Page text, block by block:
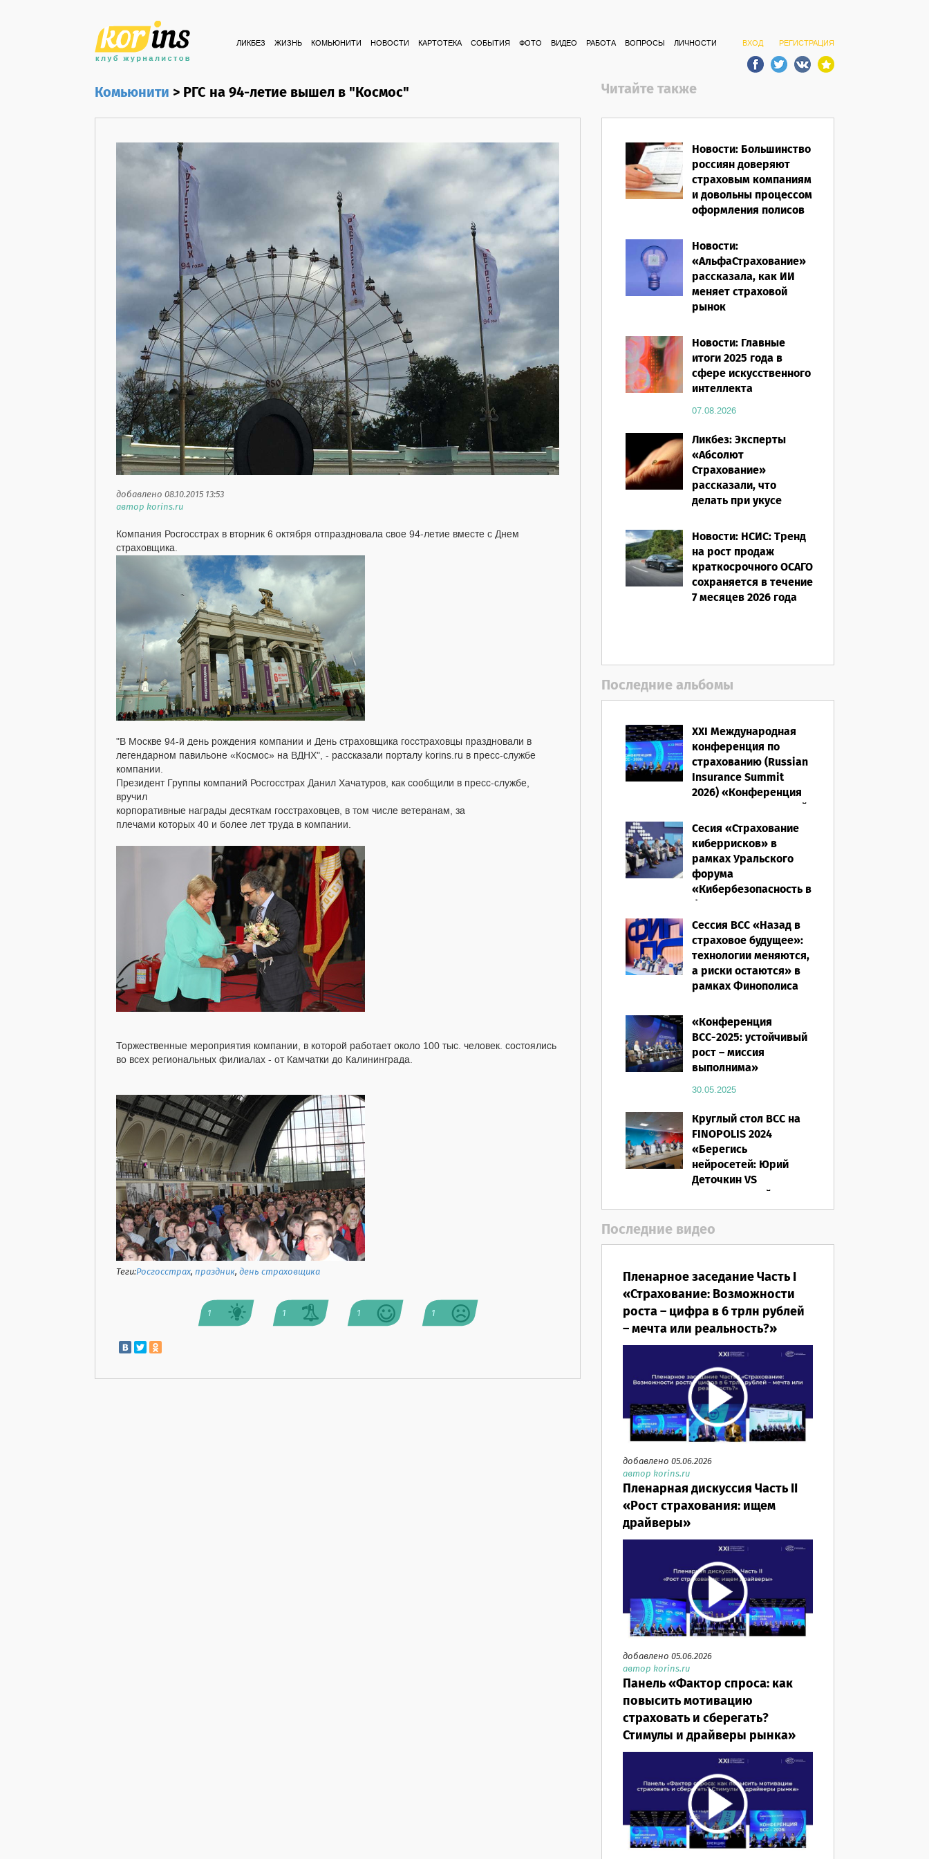
ВХОД РЕГИСТРАЦИЯ
ЛИКБЕЗ ЖИЗНЬ КОМЬЮНИТИ НОВОСТИ КАРТОТЕКА СОБЫТИЯ ФОТО ВИДЕО РАБОТА ВОПРОСЫ ЛИЧНОСТИ
Комьюнити>РГС на 94-летие вышел в "Космос"
добавлено 08.10.2015 13:53
автор korins.ru
Компания Росгосстрах в вторник 6 октября отпраздновала свое 94-летие вместе с Днем
страховщика.
"В Москве 94-й день рождения компании и День страховщика госстраховцы праздновали в
легендарном павильоне «Космос» на ВДНХ", - рассказали порталу korins.ru в пресс-службе
компании.
Президент Группы компаний Росгосстрах Данил Хачатуров, как сообщили в пресс-службе,
вручил
корпоративные награды десяткам госстраховцев, в том числе ветеранам, за
плечами которых 40 и более лет труда в компании.
Торжественные мероприятия компании, в которой работает около 100 тыс. человек. состоялись
во всех региональных филиалах - от Камчатки до Калининграда.
Теги:Росгосстрах,праздник,день страховщика
1 1 1 1
Читайте также
Новости: Большинство
россиян доверяют
страховым компаниям
и довольны процессом
оформления полисов
Новости:
«АльфаСтрахование»
рассказала, как ИИ
меняет страховой
рынок
Новости: Главные
итоги 2025 года в
сфере искусственного
интеллекта
07.08.2026
Ликбез: Эксперты
«Абсолют
Страхование»
рассказали, что
делать при укусе
путешествии
07.08.2026
Новости: НСИС: Тренд
на рост продаж
краткосрочного ОСАГО
сохраняется в течение
7 месяцев 2026 года
Последние альбомы
XXI Международная
конференция по
страхованию (Russian
Insurance Summit
2026) «Конференция
ВСС-2026: Культурный
код страхования/
Человеческий
фактор»
28.05.2026
Сесия «Страхование
киберрисков» в
рамках Уральского
форума
«Кибербезопасность в
финансах» 2026
16.03.2026
Сессия ВСС «Назад в
страховое будущее»:
технологии меняются,
а риски остаются» в
рамках Финополиса
16.03.2026
«Конференция
ВСС-2025: устойчивый
рост – миссия
выполнима»
30.05.2025
Круглый стол ВСС на
FINOPOLIS 2024
«Берегись
нейросетей: Юрий
Деточкин VS
искусственный
интеллект»
12.11.2024
Последние видео
Пленарное заседание Часть I
«Страхование: Возможности
роста – цифра в 6 трлн рублей
– мечта или реальность?»
добавлено 05.06.2026
автор korins.ru
Пленарная дискуссия Часть II
«Рост страхования: ищем
драйверы»
добавлено 05.06.2026
автор korins.ru
Панель «Фактор спроса: как
повысить мотивацию
страховать и сберегать?
Стимулы и драйверы рынка»